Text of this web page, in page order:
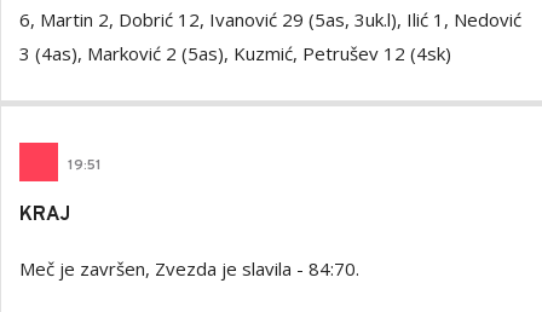
6, Martin 2, Dobrić 12, Ivanović 29 (5as, 3uk.l), Ilić 1, Nedović
3 (4as), Marković 2 (5as), Kuzmić, Petrušev 12 (4sk)
19:51
KRAJ
Meč je završen, Zvezda je slavila - 84:70.